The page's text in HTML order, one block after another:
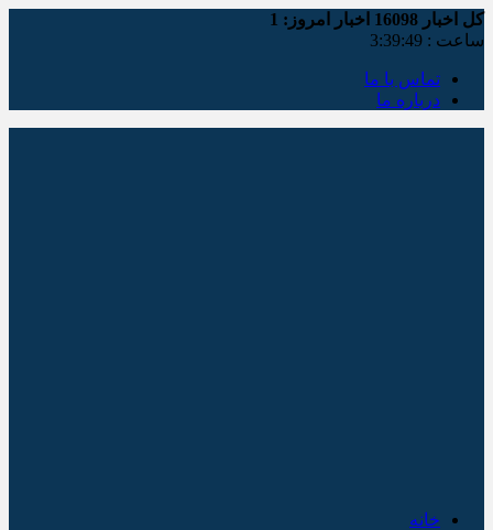
کل اخبار اخبار امروز: 1
ساعت : 3:39:50
تماس با ما
درباره ما
خانه